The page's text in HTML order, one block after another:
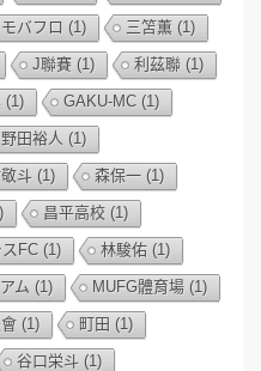
モバフロ (1) 三笘薫 (1)
J聯賽 (1) 利茲聯 (1)
(1) GAKU-MC (1)
野田裕人 (1)
斗 (1) 森保一 (1)
昌平高校 (1)
FC (1) 林駿佑 (1)
ム (1) MUFG體育場 (1)
(1) 町田 (1)
谷口栄斗 (1)